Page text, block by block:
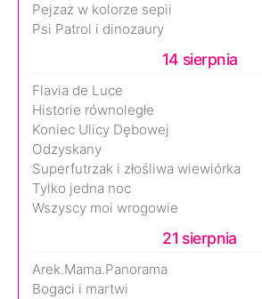
Pejzaż w kolorze sepii
Psi Patrol i dinozaury
14 sierpnia
Flavia de Luce
Historie równoległe
Koniec Ulicy Dębowej
Odzyskany
Superfutrzak i złośliwa wiewiórka
Tylko jedna noc
Wszyscy moi wrogowie
21 sierpnia
Arek.Mama.Panorama
Bogaci i martwi